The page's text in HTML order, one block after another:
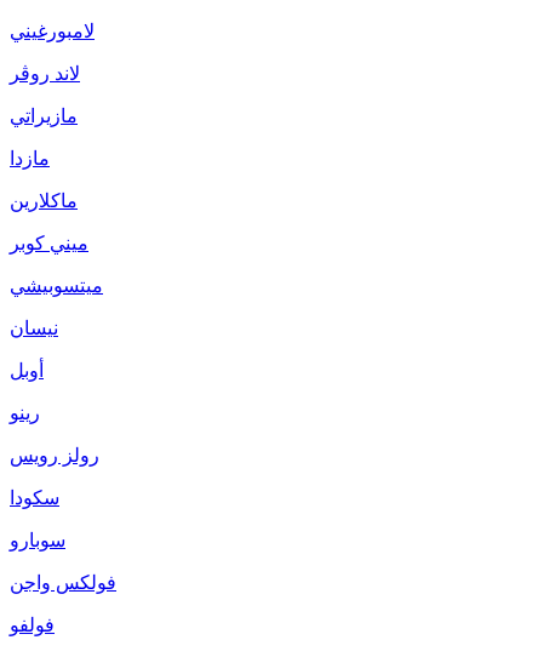
لامبورغيني
لاند روڤر
مازيراتي
مازدا
ماكلارين
ميني كوبر
ميتسوبيشي
نيسان
أوبل
رينو
رولز رويس
سكودا
سوبارو
فولكس واجن
فولفو